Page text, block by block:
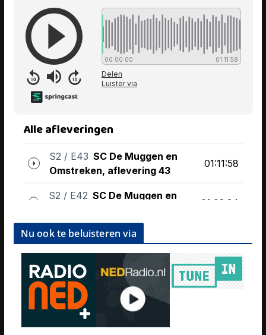
Nu ook te beluisteren via